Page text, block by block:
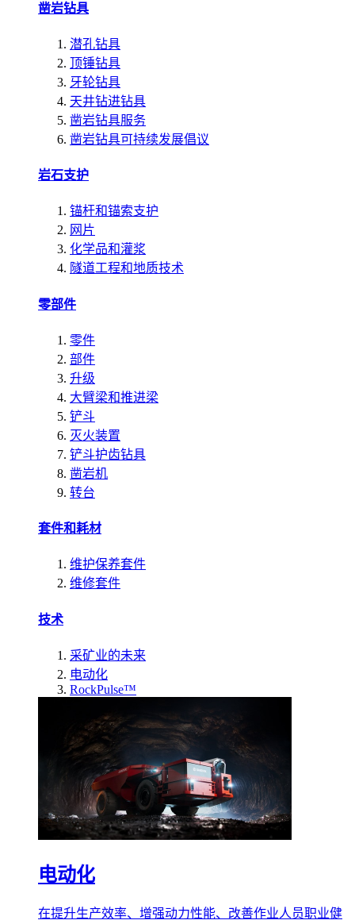
凿岩钻具
潜孔钻具
顶锤钻具
牙轮钻具
天井钻进钻具
凿岩钻具服务
凿岩钻具可持续发展倡议
岩石支护
锚杆和锚索支护
网片
化学品和灌浆
隧道工程和地质技术
零部件
零件
部件
升级
大臂梁和推进梁
铲斗
灭火装置
铲斗护齿钻具
凿岩机
转台
套件和耗材
维护保养套件
维修套件
技术
采矿业的未来
电动化
RockPulse™
电动化
在提升生产效率、增强动力性能、改善作业人员职业健